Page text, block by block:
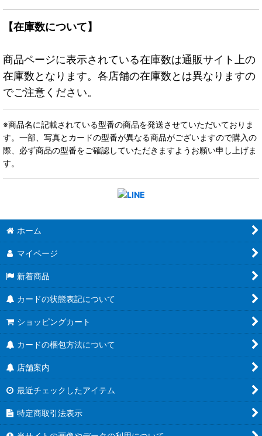
【在庫数について】
商品ページに表示されている在庫数は通販サイト上の
在庫数となります。各店舗の在庫数とは異なりますの
でご注意ください。
※商品名に記載されている型番の商品を発送させていただいておりま
す。一部、写真とカードの型番が異なる商品がございますので購入の
際、必ず商品の型番をご確認していただきますようお願い申し上げま
す。
ホーム
マイページ
新着商品
カードの状態表記について
ショッピングカート
カードの梱包方法について
店舗案内
最近チェックしたアイテム
特定商取引法表示